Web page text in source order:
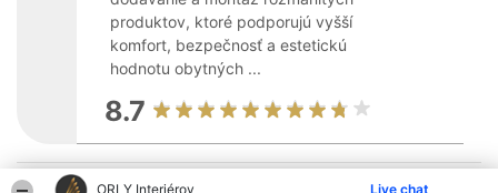
ORLY Interiérov Live chat
produktov, ktoré podporujú vyšší
komfort, bezpečnosť a estetickú
hodnotu obytných ...
8.7
Organizátor hodnotenia Kontakt